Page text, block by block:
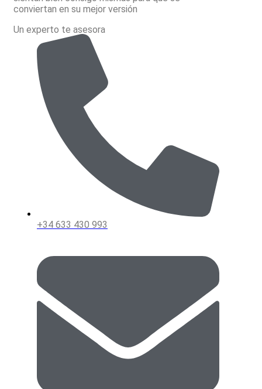
conviertan en su mejor versión
Un experto te asesora
+34 633 430 993